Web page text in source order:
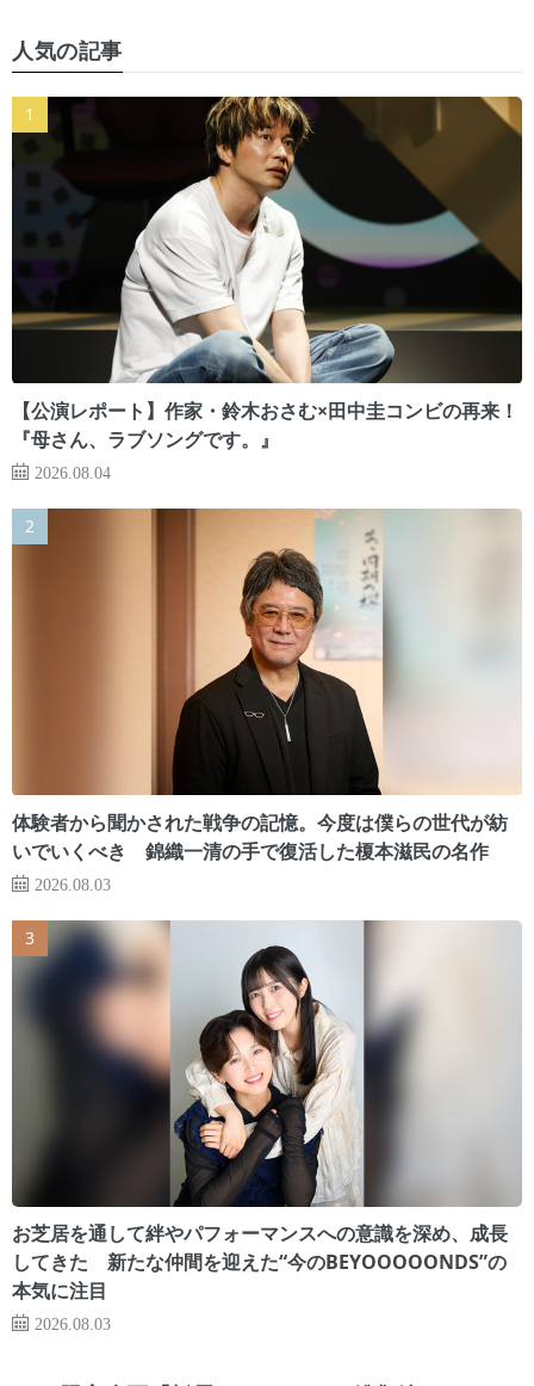
人気の記事
【公演レポート】作家・鈴木おさむ×田中圭コンビの再来！
『母さん、ラブソングです。』
2026.08.04
体験者から聞かされた戦争の記憶。今度は僕らの世代が紡
いでいくべき 錦織一清の手で復活した榎本滋民の名作
2026.08.03
お芝居を通して絆やパフォーマンスへの意識を深め、成長
してきた 新たな仲間を迎えた“今のBEYOOOOONDS”の
本気に注目
2026.08.03